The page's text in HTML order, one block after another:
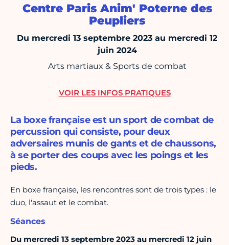
Centre Paris Anim' Poterne des
Peupliers
Du mercredi 13 septembre 2023 au mercredi 12
juin 2024
Arts martiaux & Sports de combat
La boxe française est un sport de combat de
percussion qui consiste, pour deux
adversaires munis de gants et de chaussons,
à se porter des coups avec les poings et les
pieds.
En boxe française, les rencontres sont de trois types : le
duo, l'assaut et le combat.
Séances
Du mercredi 13 septembre 2023 au mercredi 12 juin
VOIR LES INFOS PRATIQUES